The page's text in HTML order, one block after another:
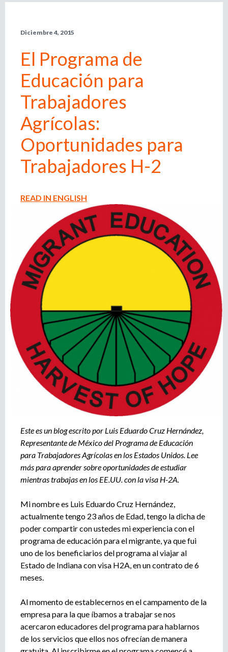
d
a
m
a
d
o
r
,
r
e
c
l
a
r
a
g
e
n
e
r
e
c
i
e
n
t
Diciembre 4, 2015
El Programa de
Educación para
Trabajadores
Agrícolas:
Oportunidades para
Trabajadores H-2
READ IN ENGLISH
Este es un blog escrito por Luis Eduardo Cruz Hernández,
Representante de México del Programa de Educación
para Trabajadores Agrícolas en los Estados Unidos. Lee
más para aprender sobre oportunidades de estudiar
mientras trabajas en los EE.UU. con la visa H-2A.
Mi nombre es Luis Eduardo Cruz Hernández,
actualmente tengo 23 años de Edad, tengo la dicha de
poder compartir con ustedes mi experiencia con el
programa de educación para el migrante, ya que fui
uno de los beneficiarios del programa al viajar al
Estado de Indiana con visa H2A, en un contrato de 6
meses.
Al momento de establecernos en el campamento de la
empresa para la que íbamos a trabajar se nos
acercaron educadores del programa para hablarnos
de los servicios que ellos nos ofrecían de manera